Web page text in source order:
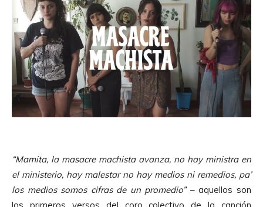
“Mamita, la masacre machista avanza, no hay ministra en
el ministerio, hay malestar no hay medios ni remedios, pa’
los medios somos cifras de un promedio”– aquellos son
los primeros versos del coro colectivo de la canción